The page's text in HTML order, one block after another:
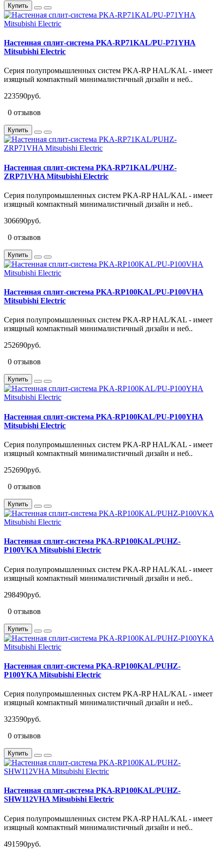
Купить
Настенная сплит-система PKA-RP71KAL/PU-P71YHA
Mitsubishi Electric
Серия полупромышленных систем PKA-RP HAL/KAL - имеет
изящный компактный минималистичный дизайн и неб..
223590руб.
0 отзывов
Купить
Настенная сплит-система PKA-RP71KAL/PUHZ-
ZRP71VHA Mitsubishi Electric
Серия полупромышленных систем PKA-RP HAL/KAL - имеет
изящный компактный минималистичный дизайн и неб..
306690руб.
0 отзывов
Купить
Настенная сплит-система PKA-RP100KAL/PU-P100VHA
Mitsubishi Electric
Серия полупромышленных систем PKA-RP HAL/KAL - имеет
изящный компактный минималистичный дизайн и неб..
252690руб.
0 отзывов
Купить
Настенная сплит-система PKA-RP100KAL/PU-P100YHA
Mitsubishi Electric
Серия полупромышленных систем PKA-RP HAL/KAL - имеет
изящный компактный минималистичный дизайн и неб..
252690руб.
0 отзывов
Купить
Настенная сплит-система PKA-RP100KAL/PUHZ-
P100VKA Mitsubishi Electric
Серия полупромышленных систем PKA-RP HAL/KAL - имеет
изящный компактный минималистичный дизайн и неб..
298490руб.
0 отзывов
Купить
Настенная сплит-система PKA-RP100KAL/PUHZ-
P100YKA Mitsubishi Electric
Серия полупромышленных систем PKA-RP HAL/KAL - имеет
изящный компактный минималистичный дизайн и неб..
323590руб.
0 отзывов
Купить
Настенная сплит-система PKA-RP100KAL/PUHZ-
SHW112VHA Mitsubishi Electric
Серия полупромышленных систем PKA-RP HAL/KAL - имеет
изящный компактный минималистичный дизайн и неб..
491590руб.